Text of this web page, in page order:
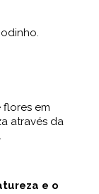
em
através da
e o